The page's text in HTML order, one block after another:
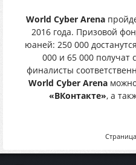
World Cyber Arena
2016 года. Призовой
юаней: 250 000
000 и 65 000
финалисты
World Cyber Arena
«ВКонтакте», а
Страница